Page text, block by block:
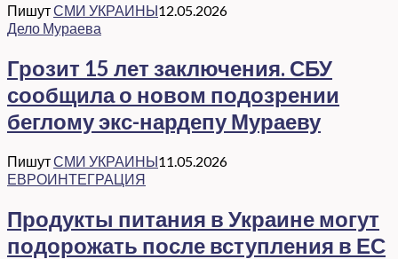
ПишутСМИ УКРАИНЫ12.05.2026
Дело Мураева
Грозит 15 лет заключения. СБУ
сообщила о новом подозрении
беглому экс-нардепу Мураеву
ПишутСМИ УКРАИНЫ11.05.2026
ЕВРОИНТЕГРАЦИЯ
Продукты питания в Украине могут
подорожать после вступления в ЕС